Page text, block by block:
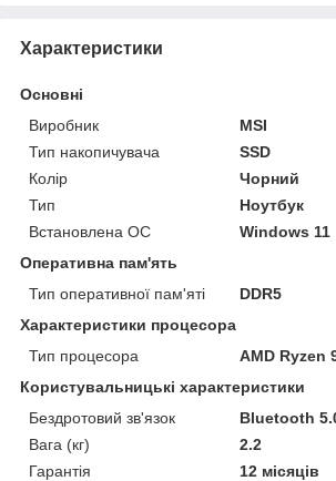
Характеристики
Основні
Виробник
MSI
Тип накопичувача
SSD
Колір
Чорний
Тип
Ноутбук
Встановлена ОС
Windows 11
Оперативна пам'ять
Тип оперативної пам'яті
DDR5
Характеристики процесора
Тип процесора
AMD Ryzen
Користувальницькі характеристики
Бездротовий зв'язок
Bluetooth
Вага (кг)
2.2
Гарантія
12 місяців